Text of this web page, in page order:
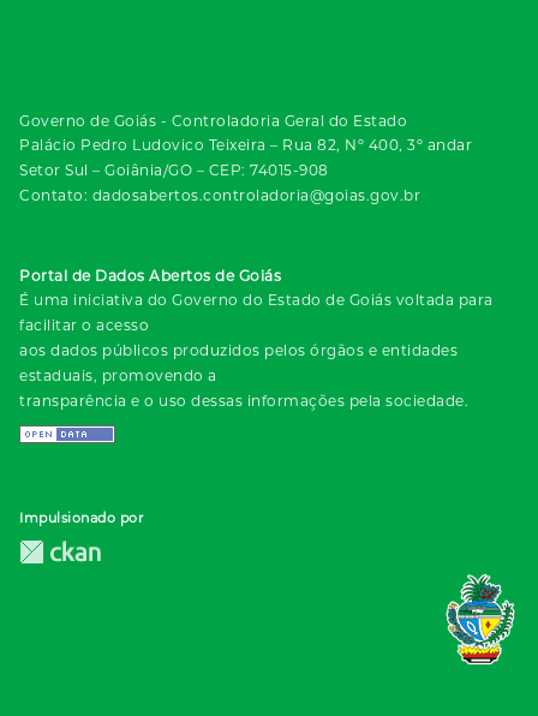
Governo de Goiás - Controladoria Geral do Estado
Palácio Pedro Ludovico Teixeira – Rua 82, Nº 400, 3º andar
Setor Sul – Goiânia/GO – CEP: 74015-908
Contato: dadosabertos.controladoria@goias.gov.br
Portal de Dados Abertos de Goiás
É uma iniciativa do Governo do Estado de Goiás voltada para
facilitar o acesso
aos dados públicos produzidos pelos órgãos e entidades
estaduais, promovendo a
transparência e o uso dessas informações pela sociedade.
Impulsionado por